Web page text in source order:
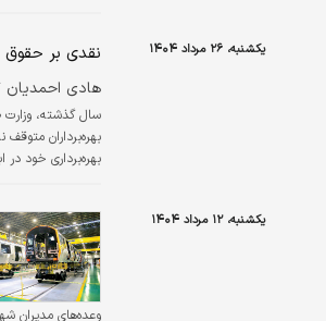
یکشنبه، ۲۶ مرداد ۱۴۰۴ نقدی بر
هادی
سال گذشته،
بهره‌برداران
بهره‌برداری خود
یکشنبه، ۱۲ مرداد ۱۴۰۴
وعده‌های مدیران شهری